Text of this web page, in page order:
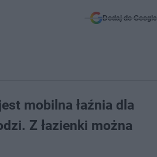
Dodaj do Google
mobilna łaźnia dla
Z łazienki można